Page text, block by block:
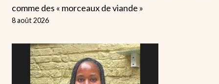
comme des « morceaux de viande »
8 août 2026